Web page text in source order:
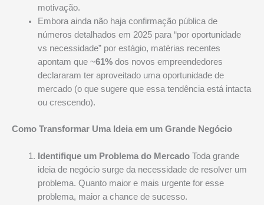
motivação.
Embora ainda não haja confirmação pública de
números detalhados em 2025 para “por oportunidade
vs necessidade” por estágio, matérias recentes
apontam que ~61%dos novos empreendedores
declararam ter aproveitado uma oportunidade de
mercado (o que sugere que essa tendência está intacta
ou crescendo).
Como Transformar Uma Ideia em um Grande Negócio
Identifique um Problema do MercadoToda grande
ideia de negócio surge da necessidade de resolver um
problema. Quanto maior e mais urgente for esse
problema, maior a chance de sucesso.